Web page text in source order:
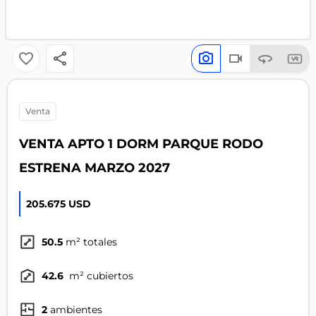
venta
VENTA APTO 1 DORM PARQUE RODO
ESTRENA MARZO 2027
205.675 USD
50.5 m² totales
42.6 m² cubiertos
2 ambientes